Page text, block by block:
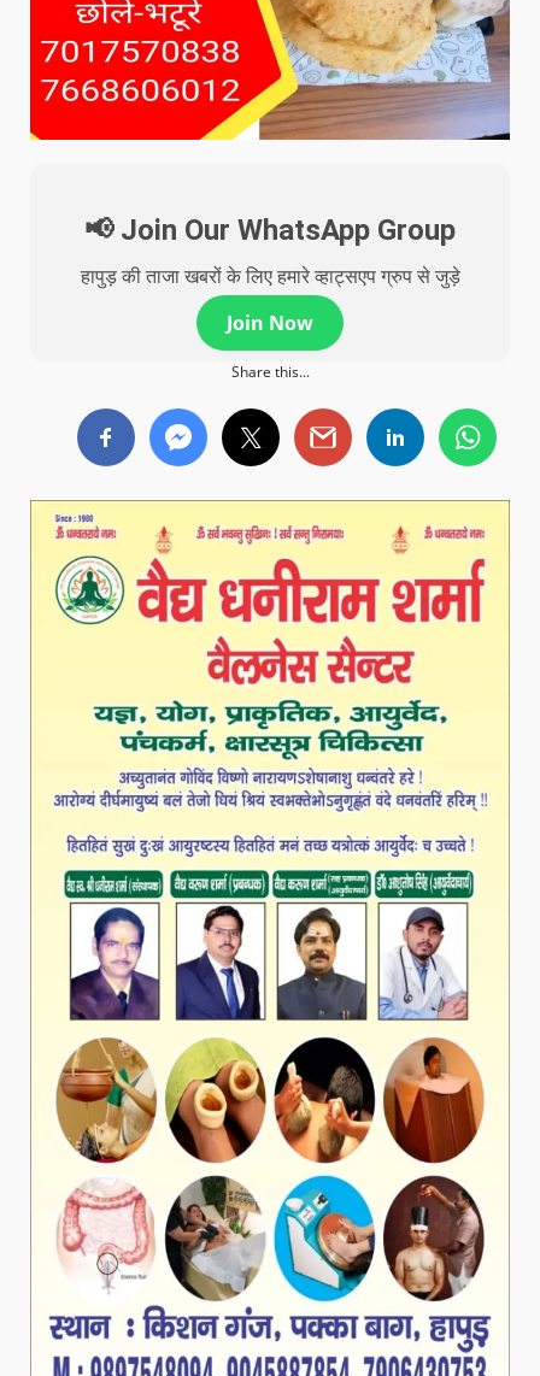
📢 Join Our WhatsApp Group
हापुड़ की ताजा खबरों के लिए हमारे व्हाट्सएप ग्रुप से जुड़े
Join Now
Share this...